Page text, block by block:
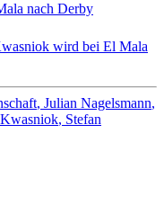
nach Derby
wird bei El Mala
Julian Nagelsmann
Stefan